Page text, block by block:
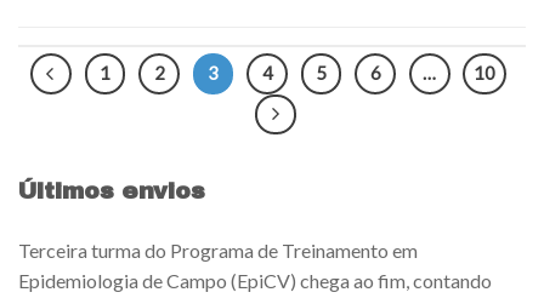
1 2 3 4 5 6 … 10
Últimos envios
Terceira turma do Programa de Treinamento em
Epidemiologia de Campo (EpiCV) chega ao fim, contando